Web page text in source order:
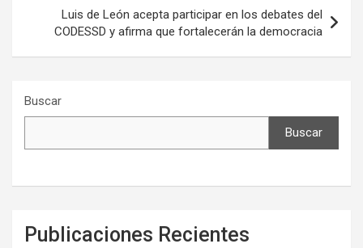
Luis de León acepta participar en los debates del
CODESSD y afirma que fortalecerán la democracia
Buscar
Buscar
Publicaciones Recientes